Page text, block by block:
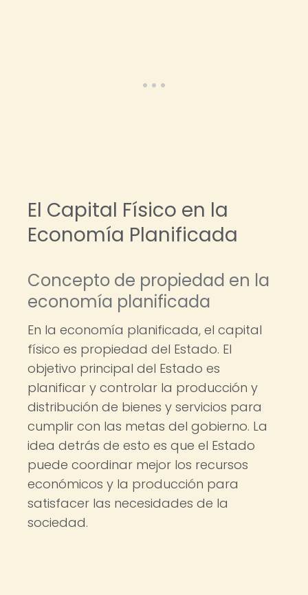
El Capital Físico en la
Economía Planificada
Concepto de propiedad en la
economía planificada
En la economía planificada, el capital
físico es propiedad del Estado. El
objetivo principal del Estado es
planificar y controlar la producción y
distribución de bienes y servicios para
cumplir con las metas del gobierno. La
idea detrás de esto es que el Estado
puede coordinar mejor los recursos
económicos y la producción para
satisfacer las necesidades de la
sociedad.